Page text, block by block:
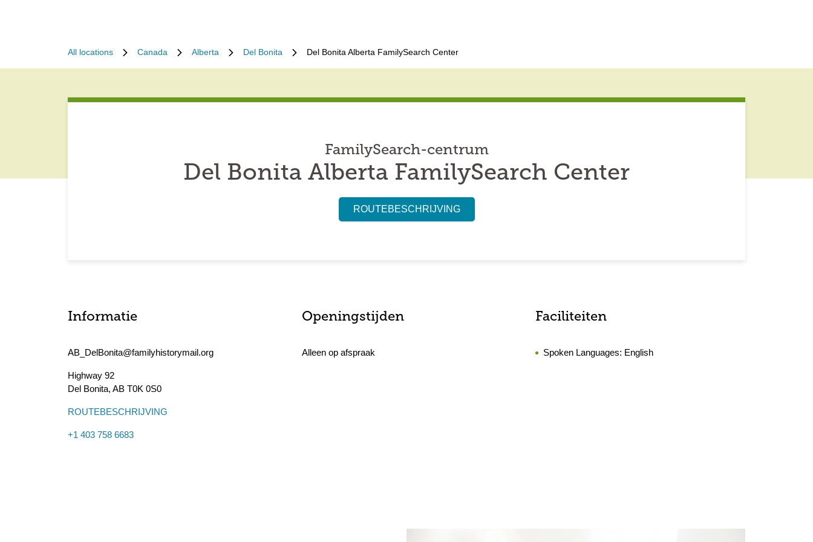
All locations Canada Alberta Del Bonita Del Bonita Alberta FamilySearch Center
FamilySearch-centrum
Del Bonita Alberta FamilySearch Center
ROUTEBESCHRIJVING
Informatie
AB_DelBonita@familyhistorymail.org
Highway 92
Del Bonita, AB T0K 0S0
ROUTEBESCHRIJVING
+1 403 758 6683
Openingstijden
Alleen op afspraak
Faciliteiten
Spoken Languages: English